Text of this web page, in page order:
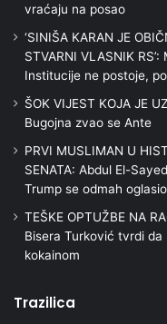
vraćaju na posao
‘SINIŠA KARAN JE
STVARNI VLASNIK
Institucije ne postoje,
ŠOK VIJEST KOJA JE
Bugojna zvao se Ante
PRVI MUSLIMAN U
SENATA: Abdul El-
Trump se odmah oglasio
TEŠKE OPTUŽBE NA
Bisera Turković tvrdi
kokainom
Trazilica